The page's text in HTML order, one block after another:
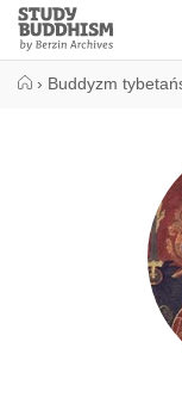
Close
Study
Buddhism
› Buddyzm